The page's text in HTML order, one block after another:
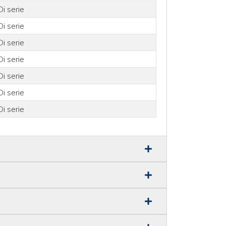
serie
serie
serie
serie
serie
serie
serie